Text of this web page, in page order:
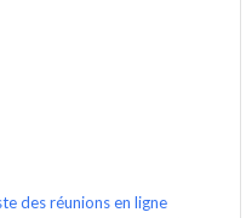
des réunions en ligne